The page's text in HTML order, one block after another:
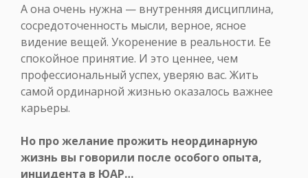
А она очень нужна — внутренняя дисциплина,
сосредоточенность мысли, верное, ясное
видение вещей. Укоренение в реальности. Ее
спокойное принятие. И это ценнее, чем
профессиональный успех, уверяю вас. Жить
самой ординарной жизнью оказалось важнее
карьеры.
Но про желание прожить неординарную
жизнь вы говорили после особого опыта,
инцидента в ЮАР…